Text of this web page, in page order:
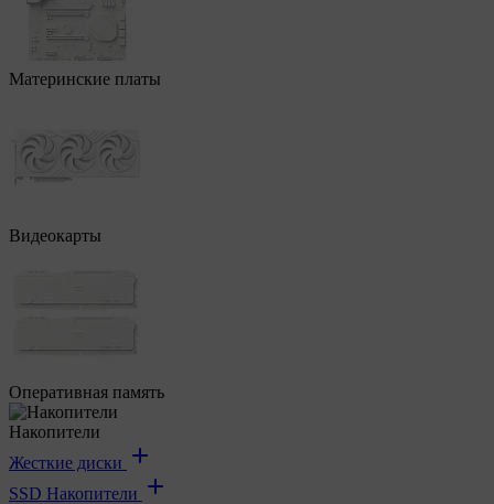
Материнские платы
Видеокарты
Оперативная память
Накопители
Жесткие диски
SSD Накопители